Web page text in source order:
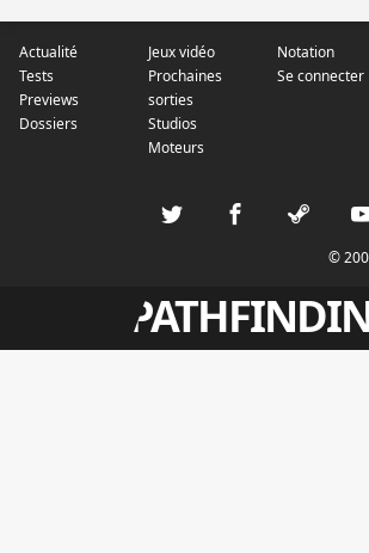
Actualité
Tests
Previews
Dossiers
Jeux vidéo
Prochaines
sorties
Studios
Moteurs
Notation
Se connecter
©